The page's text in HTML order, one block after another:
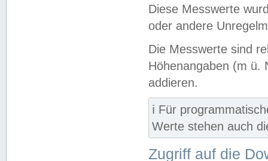
Diese Messwerte
oder andere
Die Messwerte sind
Höhenangaben (m ü.
addieren.
ℹ️ Für
Werte stehen auch
Zugriff auf die